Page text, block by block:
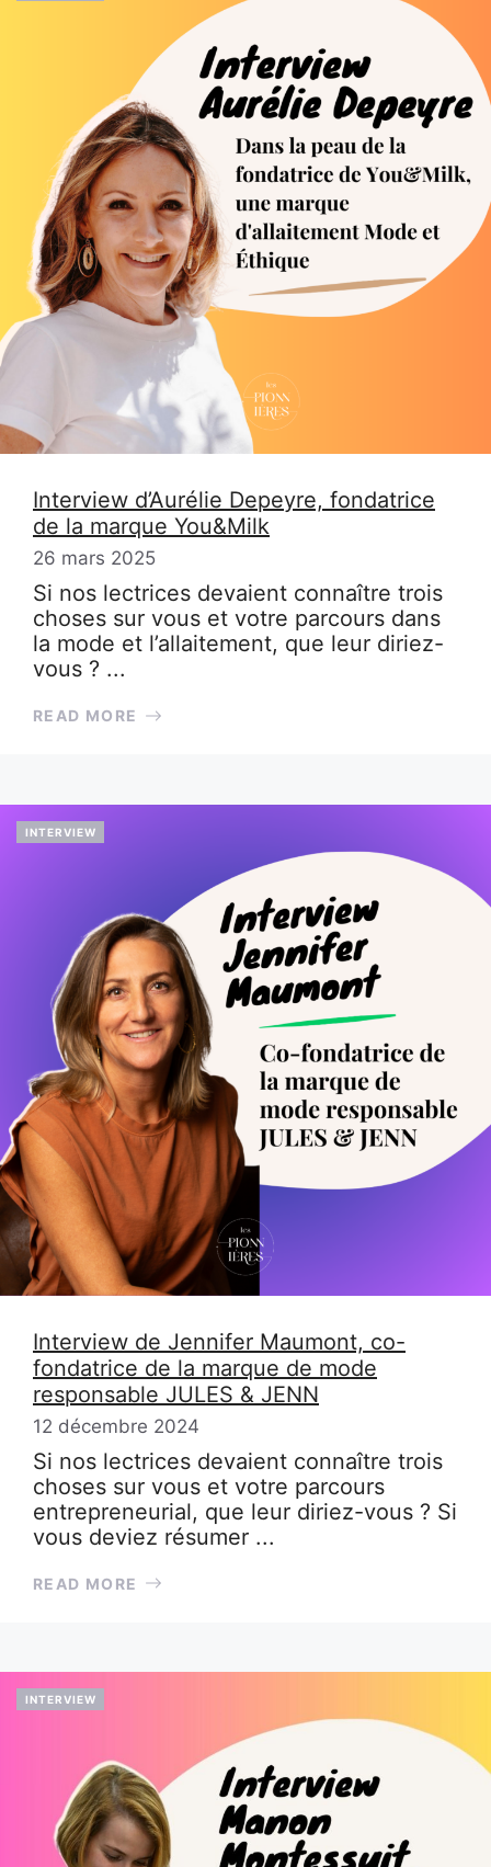
Interview d’Aurélie Depeyre, fondatrice
de la marque You&Milk
26 mars 2025
Si nos lectrices devaient connaître trois
choses sur vous et votre parcours dans
la mode et l’allaitement, que leur diriez-
vous ? ...
READ MORE
INTERVIEW
Interview de Jennifer Maumont, co-
fondatrice de la marque de mode
responsable JULES & JENN
12 décembre 2024
Si nos lectrices devaient connaître trois
choses sur vous et votre parcours
entrepreneurial, que leur diriez-vous ? Si
vous deviez résumer ...
READ MORE
INTERVIEW